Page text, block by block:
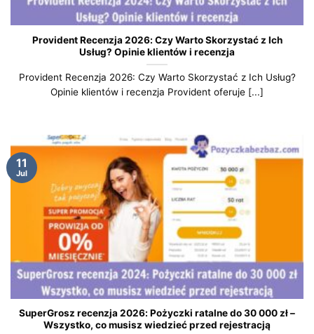
Provident Recenzja 2026: Czy Warto Skorzystać z Ich
Usług? Opinie klientów i recenzja
Provident Recenzja 2026: Czy Warto Skorzystać z Ich Usług?
Opinie klientów i recenzja Provident oferuje [...]
SuperGrosz recenzja 2026: Pożyczki ratalne do 30 000 zł –
Wszystko, co musisz wiedzieć przed rejestracją
11
Jul